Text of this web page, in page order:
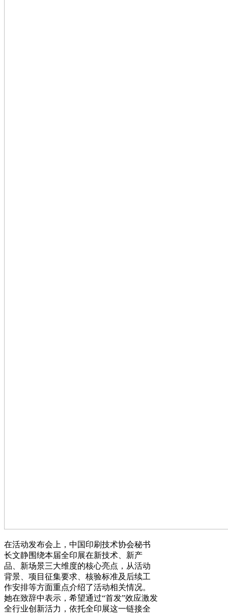
在活动发布会上，中国印刷技术协会秘书
长文静围绕本届全印展在新技术、新产
品、新场景三大维度的核心亮点，从活动
背景、项目征集要求、核验标准及后续工
作安排等方面重点介绍了活动相关情况。
她在致辞中表示，希望通过“首发”效应激发
全行业创新活力，依托全印展这一链接全